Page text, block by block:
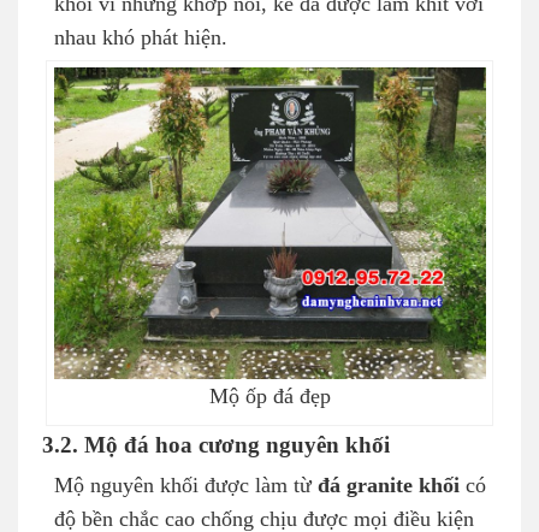
nhau khó phát hiện.
Mộ ốp đá đẹp
3.2. Mộ đá hoa cương nguyên khối
Mộ nguyên khối được làm từ đá granite khối có
độ bền chắc cao chống chịu được mọi điều kiện